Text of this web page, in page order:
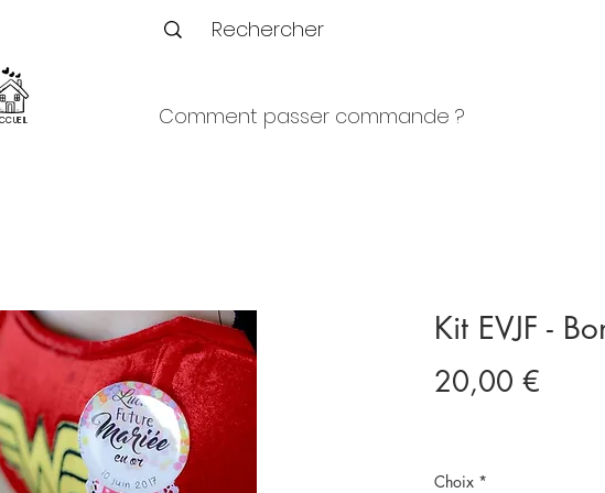
Comment passer commande ?
Kit EVJF -
20,00 €
Choix *